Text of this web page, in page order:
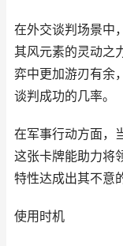
在外交谈判场景中
其风元素的灵动之
弈中更加游刃有余
谈判成功的几率。
在军事行动方面，
这张卡牌能助力将
特性达成出其不意
使用时机